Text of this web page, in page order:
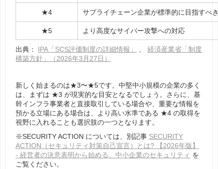
★4 サプライチェーン企業が標準的に目指すべ
★5 より高度なサイバー攻撃への対応
出典： IPA「SCS評価制度の詳細情報」
経済産業省「制度
構築方針」（2026年3月27日）
新しく始まるのは★3〜★5です。中堅中小規模の企業の多く
は、まずは ★3 が現実的な目安となるでしょう。さらに、基
幹インフラ事業者と直接取引している場合や、重要な情報を
預かる立場にある場合は、より高い水準である ★4 の取得を
視野に入れることも選択肢の一つとなります。
※SECURITY ACTION については、別記事 SECURITY
ACTION（セキュリティ対策自己宣言）とは? 【2026年版】
- 経営者の決意表明から始める、中小企業のセキュリティ を
ご覧ください。